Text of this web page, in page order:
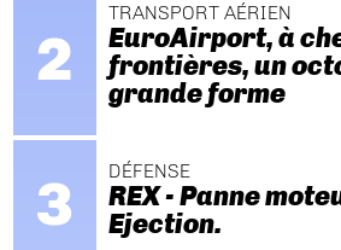
TRANSPORT AÉRIEN
EuroAirport, à
frontières, un
grande forme
DÉFENSE
REX - Panne
Ejection.